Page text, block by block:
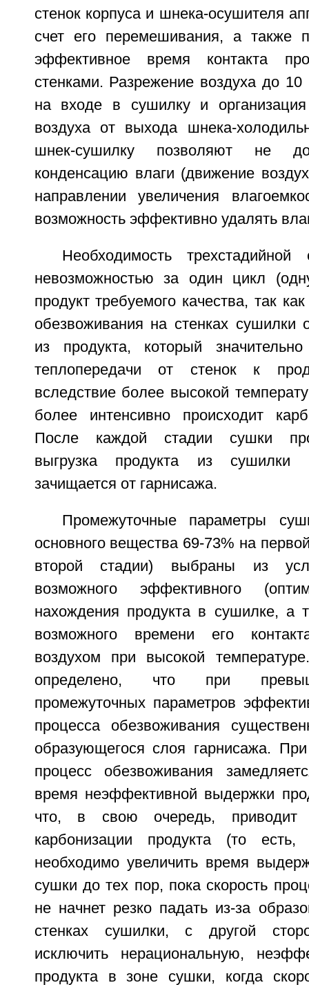
стенок корпуса и шнека-осушителя
счет его перемешивания, а также
эффективное время контакта
стенками. Разрежение воздуха до
на входе в сушилку и организация
воздуха от выхода шнека-
шнек-сушилку позволяют не
конденсацию влаги (движение
направлении увеличения
возможность эффективно удалять
Необходимость трехстадийной
невозможностью за один цикл
продукт требуемого качества, так
обезвоживания на стенках сушилки
из продукта, который
теплопередачи от стенок к
вследствие более высокой
более интенсивно происходит
После каждой стадии сушки
выгрузка продукта из
зачищается от гарнисажа.
Промежуточные параметры
основного вещества 69-73% на
второй стадии) выбраны из
возможного эффективного
нахождения продукта в сушилке, а
возможного времени его
воздухом при высокой
определено, что при
промежуточных параметров
процесса обезвоживания
образующегося слоя гарнисажа.
процесс обезвоживания
время неэффективной выдержки
что, в свою очередь,
карбонизации продукта (то
необходимо увеличить время
сушки до тех пор, пока скорость
не начнет резко падать из-за
стенках сушилки, с другой
исключить нерациональную,
продукта в зоне сушки, когда